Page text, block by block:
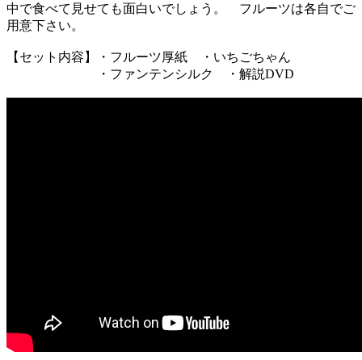
中で食べて見せても面白いでしょう。 フルーツは各自でご
用意下さい。
【セット内容】・フルーツ厚紙 ・いちごちゃん
・ファンテンシルク ・解説DVD